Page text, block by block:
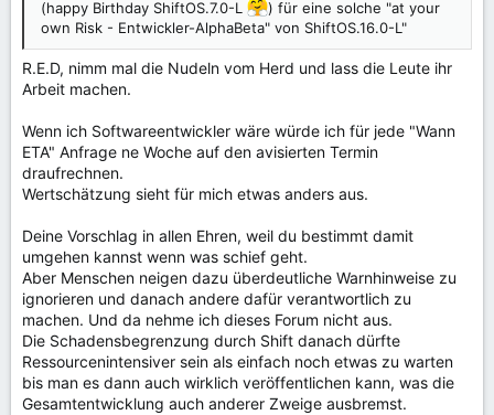
(happy Birthday ShiftOS.7.0-L
) für eine solche "at your
own Risk - Entwickler-AlphaBeta" von ShiftOS.16.0-L"
R.E.D, nimm mal die Nudeln vom Herd und lass die Leute ihr
Arbeit machen.
Wenn ich Softwareentwickler wäre würde ich für jede "Wann
ETA" Anfrage ne Woche auf den avisierten Termin
draufrechnen.
Wertschätzung sieht für mich etwas anders aus.
Deine Vorschlag in allen Ehren, weil du bestimmt damit
umgehen kannst wenn was schief geht.
Aber Menschen neigen dazu überdeutliche Warnhinweise zu
ignorieren und danach andere dafür verantwortlich zu
machen. Und da nehme ich dieses Forum nicht aus.
Die Schadensbegrenzung durch Shift danach dürfte
Ressourcenintensiver sein als einfach noch etwas zu warten
bis man es dann auch wirklich veröffentlichen kann, was die
Gesamtentwicklung auch anderer Zweige ausbremst.